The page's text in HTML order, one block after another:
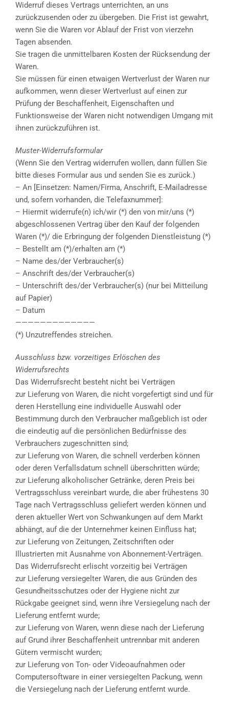
Widerruf dieses Vertrags unterrichten, an uns
zurückzusenden oder zu übergeben. Die Frist ist gewahrt,
wenn Sie die Waren vor Ablauf der Frist von vierzehn
Tagen absenden.
Sie tragen die unmittelbaren Kosten der Rücksendung der
Waren.
Sie müssen für einen etwaigen Wertverlust der Waren nur
aufkommen, wenn dieser Wertverlust auf einen zur
Prüfung der Beschaffenheit, Eigenschaften und
Funktionsweise der Waren nicht notwendigen Umgang mit
ihnen zurückzuführen ist.
Muster-Widerrufsformular
(Wenn Sie den Vertrag widerrufen wollen, dann füllen Sie
bitte dieses Formular aus und senden Sie es zurück.)
– An [Einsetzen: Namen/Firma, Anschrift, E-Mailadresse
und, sofern vorhanden, die Telefaxnummer]:
– Hiermit widerrufe(n) ich/wir (*) den von mir/uns (*)
abgeschlossenen Vertrag über den Kauf der folgenden
Waren (*)/ die Erbringung der folgenden Dienstleistung (*)
– Bestellt am (*)/erhalten am (*)
– Name des/der Verbraucher(s)
– Anschrift des/der Verbraucher(s)
– Unterschrift des/der Verbraucher(s) (nur bei Mitteilung
auf Papier)
– Datum
—————————————
(*) Unzutreffendes streichen.
Ausschluss bzw. vorzeitiges Erlöschen des
Widerrufsrechts
Das Widerrufsrecht besteht nicht bei Verträgen
zur Lieferung von Waren, die nicht vorgefertigt sind und für
deren Herstellung eine individuelle Auswahl oder
Bestimmung durch den Verbraucher maßgeblich ist oder
die eindeutig auf die persönlichen Bedürfnisse des
Verbrauchers zugeschnitten sind;
zur Lieferung von Waren, die schnell verderben können
oder deren Verfallsdatum schnell überschritten würde;
zur Lieferung alkoholischer Getränke, deren Preis bei
Vertragsschluss vereinbart wurde, die aber frühestens 30
Tage nach Vertragsschluss geliefert werden können und
deren aktueller Wert von Schwankungen auf dem Markt
abhängt, auf die der Unternehmer keinen Einfluss hat;
zur Lieferung von Zeitungen, Zeitschriften oder
Illustrierten mit Ausnahme von Abonnement-Verträgen.
Das Widerrufsrecht erlischt vorzeitig bei Verträgen
zur Lieferung versiegelter Waren, die aus Gründen des
Gesundheitsschutzes oder der Hygiene nicht zur
Rückgabe geeignet sind, wenn ihre Versiegelung nach der
Lieferung entfernt wurde;
zur Lieferung von Waren, wenn diese nach der Lieferung
auf Grund ihrer Beschaffenheit untrennbar mit anderen
Gütern vermischt wurden;
zur Lieferung von Ton- oder Videoaufnahmen oder
Computersoftware in einer versiegelten Packung, wenn
die Versiegelung nach der Lieferung entfernt wurde.